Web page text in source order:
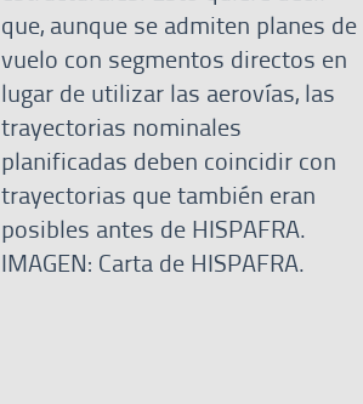
que, aunque se admiten planes de
vuelo con segmentos directos en
lugar de utilizar las aerovías, las
trayectorias nominales
planificadas deben coincidir con
trayectorias que también eran
posibles antes de HISPAFRA.
IMAGEN: Carta de HISPAFRA.